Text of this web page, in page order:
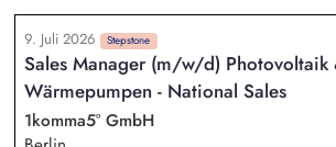
Risikoklassifizierungsverfahren. Du leistest
Übersetzungsarbeit: Durch die Erstellung
praxistauglichen Schulungs- und
(Leitfäden, FAQ-Listen,
unterstützt Du die Sparkassen bei der
bestmöglich. Du beantwortest
9. Juli 2026 Stepstone
Sales Manager (m/w/d) Photovoltaik
Wärmepumpen - National Sales
1komma5° GmbH